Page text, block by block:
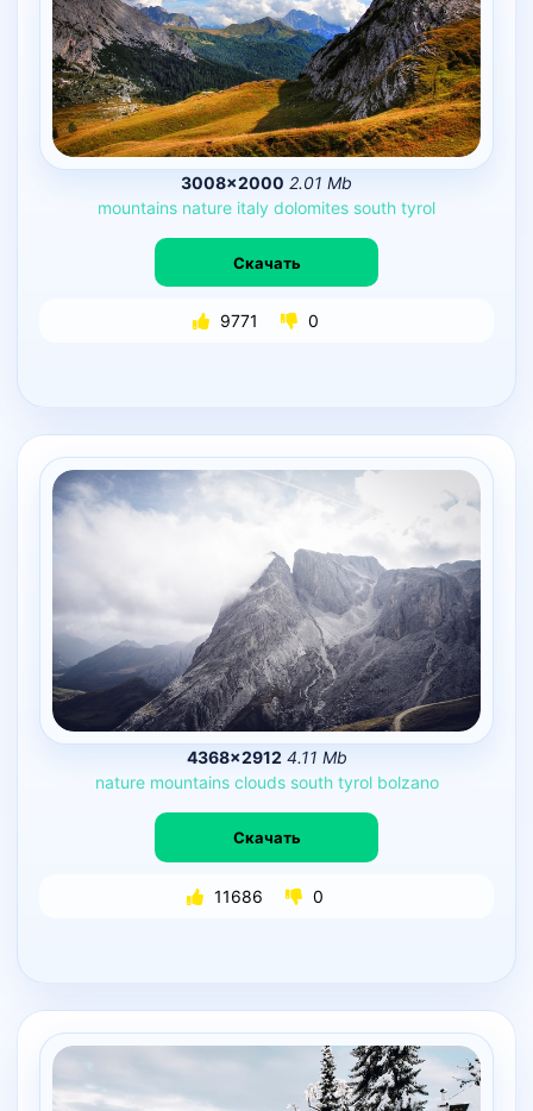
3008×2000 2.01 Mb
mountains nature italy dolomites south tyrol
Скачать
9771 0
4368×2912 4.11 Mb
nature mountains clouds south tyrol bolzano
Скачать
11686 0